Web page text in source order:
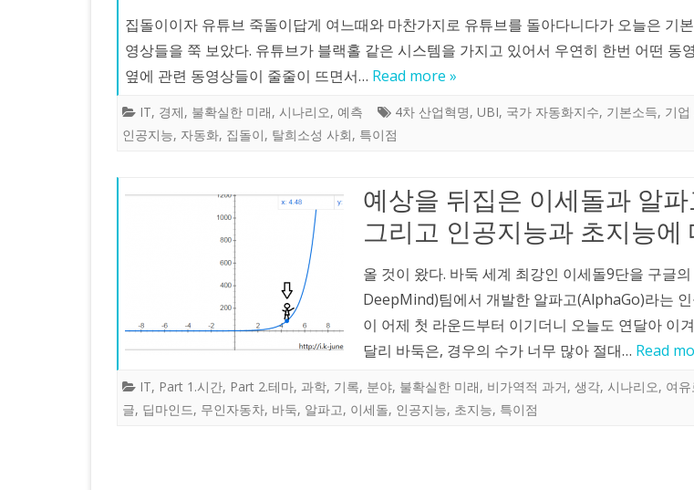
집돌이이자 유튜브 죽돌이답게 여느때와 마찬가지로 유튜브를 돌아다니다가 오늘은 기
영상들을 쭉 보았다. 유튜브가 블랙홀 같은 시스템을 가지고 있어서 우연히 한번 어떤 동
옆에 관련 동영상들이 줄줄이 뜨면서… Read more »
IT, 경제, 불확실한 미래, 시나리오, 예측 4차 산업혁명, UBI, 국가 자동화지수, 기본소득, 기업
인공지능, 자동화, 집돌이, 탈희소성 사회, 특이점
예상을 뒤집은 이세돌과 알
그리고 인공지능과 초지능에
올 것이 왔다. 바둑 세계 최강인 이세돌9단을 구글
DeepMind)팀에서 개발한 알파고(AlphaGo)라는
이 어제 첫 라운드부터 이기더니 오늘도 연달아 이
달리 바둑은, 경우의 수가 너무 많아 절대… Read
IT, Part 1.시간, Part 2.테마, 과학, 기록, 분야, 불확실한 미래, 비가역적 과거, 생각, 시나리오, 여
글, 딥마인드, 무인자동차, 바둑, 알파고, 이세돌, 인공지능, 초지능, 특이점